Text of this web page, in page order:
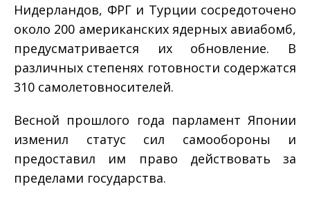
Нидерландов, ФРГ и Турции сосредоточено
около 200 американских ядерных авиабомб,
предусматривается их обновление. В
различных степенях готовности содержатся
310 самолетов­носителей.
Весной прошлого года парламент Японии
изменил статус сил самообороны и
предоставил им право действовать за
пределами государства.